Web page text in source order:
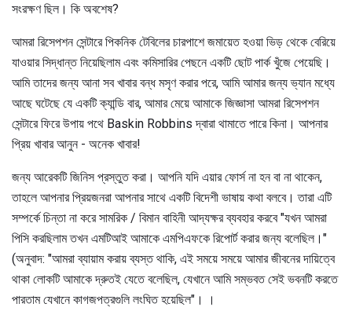
সংরক্ষণ ছিল। কি অবশেষ?
আমরা রিসেপশন সেন্টারে পিকনিক টেবিলের চারপাশে জমায়েত হওয়া ভিড় থেকে বেরিয়ে
যাওয়ার সিদ্ধান্ত নিয়েছিলাম এবং কমিসারির পেছনে একটি ছোট পার্ক খুঁজে পেয়েছি।
আমি তাদের জন্য আনা সব খাবার বন্ধ মসৃণ করার পরে, আমি আমার জন্য ভ্যান মধ্যে
আছে ঘটেছে যে একটি ক্যান্ডি বার, আমার মেয়ে আমাকে জিজ্ঞাসা আমরা রিসেপশন
সেন্টারে ফিরে উপায় পথে Baskin Robbins দ্বারা থামাতে পারে কিনা। আপনার
প্রিয় খাবার আনুন - অনেক খাবার!
জন্য আরেকটি জিনিস প্রস্তুত করা। আপনি যদি এয়ার ফোর্স না হন বা না থাকেন,
তাহলে আপনার প্রিয়জনরা আপনার সাথে একটি বিদেশী ভাষায় কথা বলবে। তারা এটি
সম্পর্কে চিন্তা না করে সামরিক / বিমান বাহিনী আদ্যক্ষর ব্যবহার করবে "যখন আমরা
পিসি করছিলাম তখন এমটিআই আমাকে এমপিএফকে রিপোর্ট করার জন্য বলেছিল।"
(অনুবাদ: "আমরা ব্যায়াম করায় ব্যস্ত থাকি, এই সময়ে সময়ে আমার জীবনের দায়িত্বে
থাকা লোকটি আমাকে দ্রুতই যেতে বলেছিল, যেখানে আমি সম্ভবত সেই ভবনটি করতে
পারতাম যেখানে কাগজপত্রগুলি লংঘিত হয়েছিল"। ।